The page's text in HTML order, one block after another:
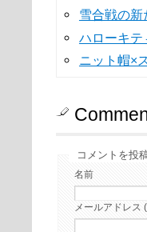
雪合戦の
ハローキ
ニット帽×
コメントを投
名前
メールアドレス